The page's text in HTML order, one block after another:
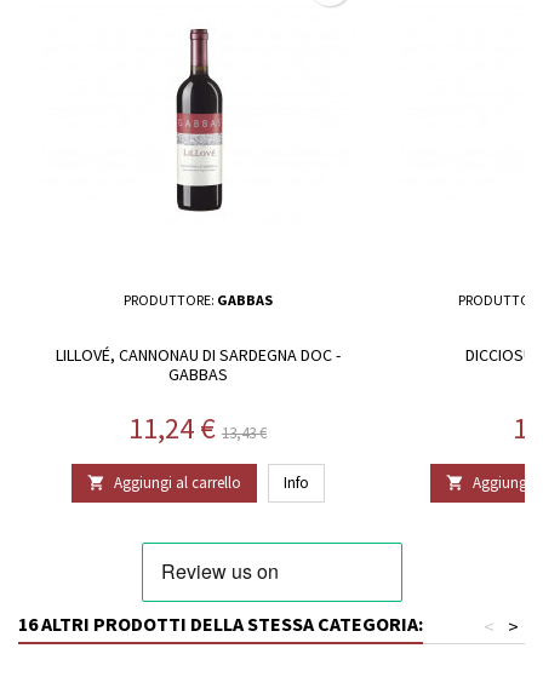
PRODUTTORE: GABBAS
LILLOVÉ, CANNONAU DI SARDEGNA DOC -
GABBAS
Prezzo
11,24 €Prezzo base
13,43 €
 Aggiungi al carrello Info
DICCIOSU
 Aggiungi
16 ALTRI PRODOTTI DELLA STESSA CATEGORIA: >
<